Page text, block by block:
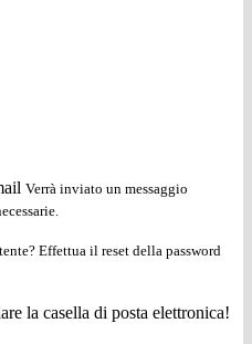
Verrà inviato un messaggio
Effettua il reset della password
la casella di posta elettronica!